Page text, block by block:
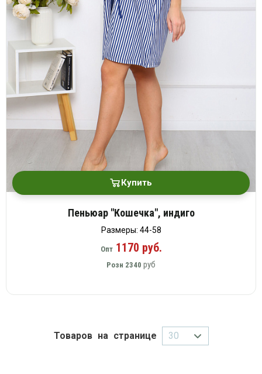
Купить
Пеньюар "Кошечка", индиго
Размеры: 44-58
Опт1170 руб.
Розн 2340 руб
Товаров на странице